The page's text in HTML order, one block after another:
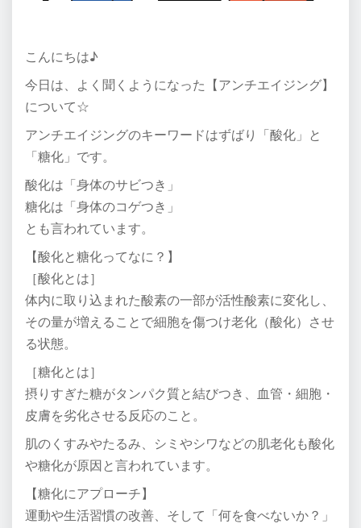
こんにちは♪
今日は、よく聞くようになった【アンチエイジング】
について☆
アンチエイジングのキーワードはずばり「酸化」と
「糖化」です。
酸化は「身体のサビつき」
糖化は「身体のコゲつき」
とも言われています。
【酸化と糖化ってなに？】
［酸化とは］
体内に取り込まれた酸素の一部が活性酸素に変化し、
その量が増えることで細胞を傷つけ老化（酸化）させ
る状態。
［糖化とは］
摂りすぎた糖がタンパク質と結びつき、血管・細胞・
皮膚を劣化させる反応のこと。
肌のくすみやたるみ、シミやシワなどの肌老化も酸化
や糖化が原因と言われています。
【糖化にアプローチ】
運動や生活習慣の改善、そして「何を食べないか？」